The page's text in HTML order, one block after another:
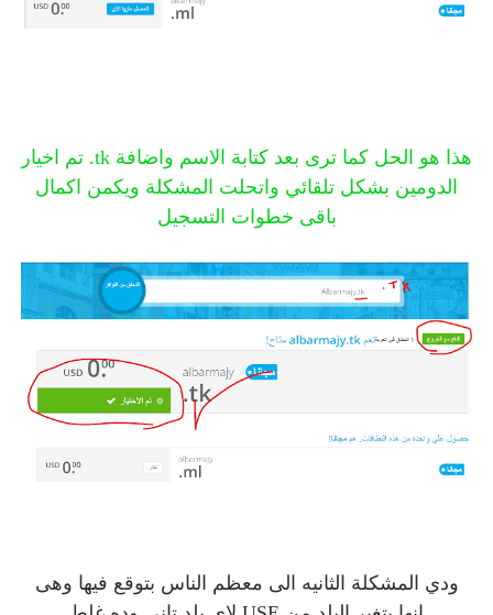
هذا هو الحل كما ترى بعد كتابة الاسم واضافة tk. تم اخيار
الدومين بشكل تلقائي واتحلت المشكلة ويكمن اكمال
باقى خطوات التسجيل
ودي المشكلة الثانيه الى معظم الناس بتوقع فيها وهى